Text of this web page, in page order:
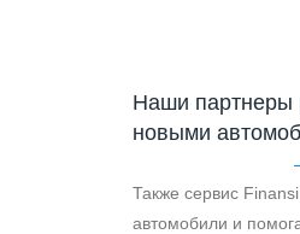
Наши партнеры
новыми
Также сервис
автомобили и